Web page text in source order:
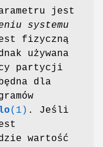
jest
systemu
fizyczną
używana
partycji
dla
(1) . Jeśli
wartość